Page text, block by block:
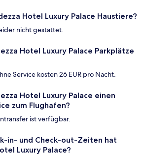
Hotel Luxury Palace Haustiere?
nicht gestattet.
Hotel Luxury Palace Parkplätze
Service kosten 26 EUR pro Nacht.
Hotel Luxury Palace einen
zum Flughafen?
ist verfügbar.
in- und Check-out-Zeiten hat
Luxury Palace?